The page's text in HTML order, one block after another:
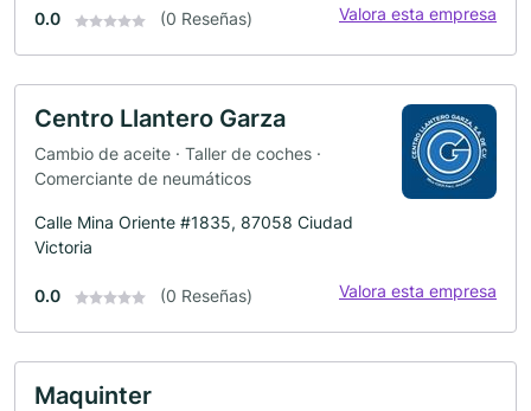
0.0 (0 Reseñas) Valora esta empresa
Centro Llantero Garza
Cambio de aceite · Taller de coches ·
Comerciante de neumáticos
Calle Mina Oriente #1835, 87058 Ciudad
Victoria
0.0 (0 Reseñas) Valora esta empresa
Maquinter